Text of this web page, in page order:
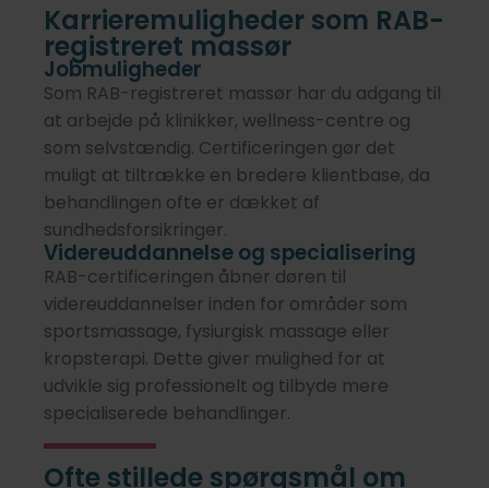
Karrieremuligheder som RAB-
registreret massør
Jobmuligheder
Som RAB-registreret massør har du adgang til
at arbejde på klinikker, wellness-centre og
som selvstændig. Certificeringen gør det
muligt at tiltrække en bredere klientbase, da
behandlingen ofte er dækket af
sundhedsforsikringer.
Videreuddannelse og specialisering
RAB-certificeringen åbner døren til
videreuddannelser inden for områder som
sportsmassage, fysiurgisk massage eller
kropsterapi. Dette giver mulighed for at
udvikle sig professionelt og tilbyde mere
specialiserede behandlinger.
Ofte stillede spørgsmål om